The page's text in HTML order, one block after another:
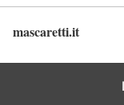
mascaretti.it